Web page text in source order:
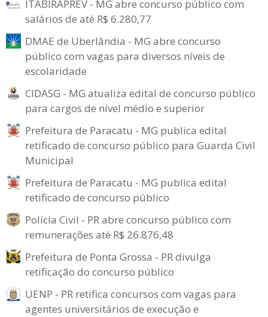
ITABIRAPREV - MG abre concurso público com
salários de até R$ 6.280,77
DMAE de Uberlândia - MG abre concurso
público com vagas para diversos níveis de
escolaridade
CIDASG - MG atualiza edital de concurso público
para cargos de nível médio e superior
Prefeitura de Paracatu - MG publica edital
retificado de concurso público para Guarda Civil
Municipal
Prefeitura de Paracatu - MG publica edital
retificado de concurso público
Polícia Civil - PR abre concurso público com
remunerações até R$ 26.876,48
Prefeitura de Ponta Grossa - PR divulga
retificação do concurso público
UENP - PR retifica concursos com vagas para
agentes universitários de execução e